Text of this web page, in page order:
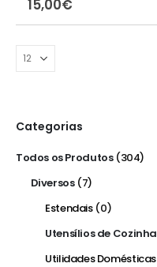
15,00€
Categorias
Todos os Produtos (304)
Diversos (7)
Estendais (0)
Utensílios de Cozinha
Utilidades Domésticas